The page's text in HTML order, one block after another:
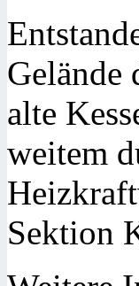
Gelände
alte
weitem
Sektion